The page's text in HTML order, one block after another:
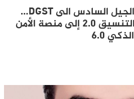
مقترح تقني من الجيل السادس الى DGST…
من قاعة القيادة والتنسيق 2.0 إلى منصة الأمن
الذكي 6.0